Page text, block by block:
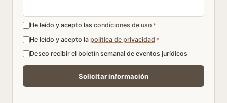
He leído y acepto las condiciones de uso *
He leído y acepto la política de privacidad *
Deseo recibir el boletín semanal de eventos jurídicos